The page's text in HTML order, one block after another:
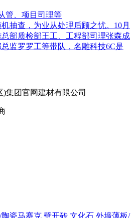
管、项目司理等
抽查，为业从处理后顾之忧。10月
总部质检部王工、工程部司理张森成
监罗罗工等带队，名雕科技6C是
)集团官网建材有限公司
瓷马赛克 劈开砖 文化石 外墙薄板/